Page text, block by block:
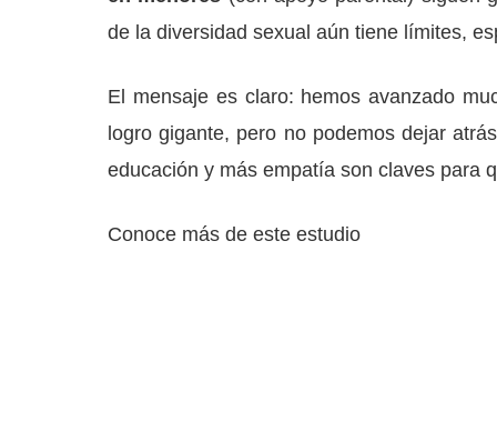
de la diversidad sexual aún tiene límites,
El mensaje es claro: hemos avanzado
logro gigante, pero no podemos dejar
educación y más empatía son claves para
Conoce más de este estudio